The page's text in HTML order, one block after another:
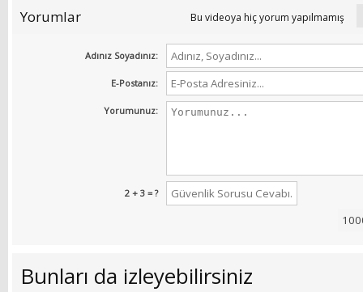
Yorumlar Bu videoya hiç yorum yapılmamış
Adınız Soyadınız:
E-Postanız:
Yorumunuz:
2 + 3 = ?
Bunları da izleyebilirsiniz